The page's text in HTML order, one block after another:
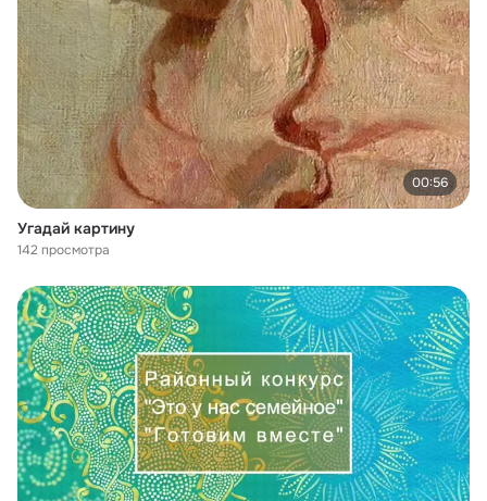
00:56
Угадай картину
142 просмотра